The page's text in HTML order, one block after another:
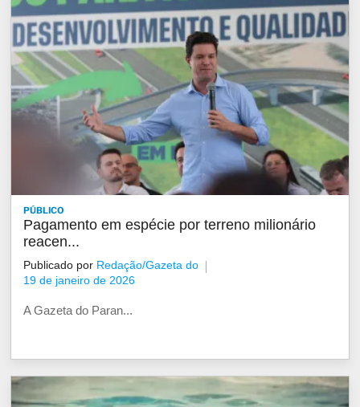
PÚBLICO
Pagamento em espécie por terreno milionário
reacen...
Publicado por Redação/Gazeta do
19 de janeiro de 2026
A Gazeta do Paran...